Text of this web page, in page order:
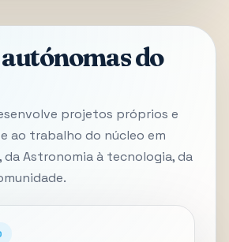
autónomas do
projetos próprios e
ao trabalho do núcleo em
Astronomia à tecnologia, da